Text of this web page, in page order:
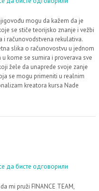
mogu da kažem da je
se stiče teorijsko znanje i vežbi
i računovodstvena rekulativa.
slika o računovostvu u jednom
kome se sumira i proverava sve
žele da unaprede svoje zanje
se mogu primeniti u realnim
kreatora kursa Nade
да бисте одговорили
mi pruži FINANCE TEAM,